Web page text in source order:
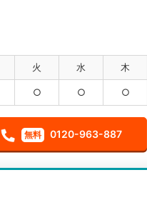
火 水 木
○ ○ ○
無料 0120-963-887